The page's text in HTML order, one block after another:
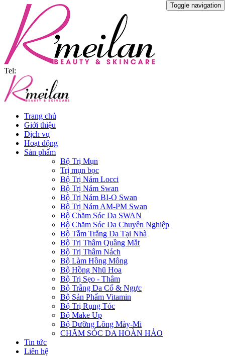
Tel:
Toggle navigation
Trang chủ
Giới thiệu
Dịch vụ
Hoạt động
Sản phẩm
Bộ Trị Mụn
Trị mụn bọc
Bộ Trị Nám Locci
Bộ Trị Nám Swan
Bộ Trị Nám BI-O Swan
Bộ Trị Nám AM-PM Swan
Bộ Chăm Sóc Da SWAN
Bộ Chăm Sóc Da Chuyên Nghiệp
Bộ Tắm Trắng Da Tại Nhà
Bộ Trị Thâm Quầng Mắt
Bộ Trị Thâm Nách
Bộ Làm Hồng Mông
Bộ Hồng Nhũ Hoa
Bộ Trị Sẹo - Thâm
Bộ Trắng Da Cổ & Ngực
Bộ Sản Phẩm Vitamin
Bộ Trị Rụng Tóc
Bộ Make Up
Bộ Dưỡng Lông Mày-Mi
CHĂM SÓC DA HOÀN HẢO
Tin tức
Liên hệ